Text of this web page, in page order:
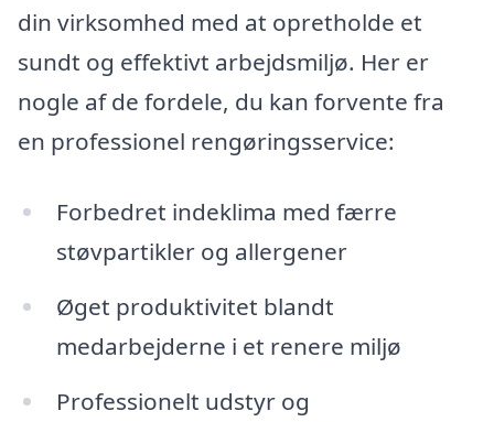
din virksomhed med at opretholde et
sundt og effektivt arbejdsmiljø. Her er
nogle af de fordele, du kan forvente fra
en professionel rengøringsservice:
Forbedret indeklima med færre
støvpartikler og allergener
Øget produktivitet blandt
medarbejderne i et renere miljø
Professionelt udstyr og